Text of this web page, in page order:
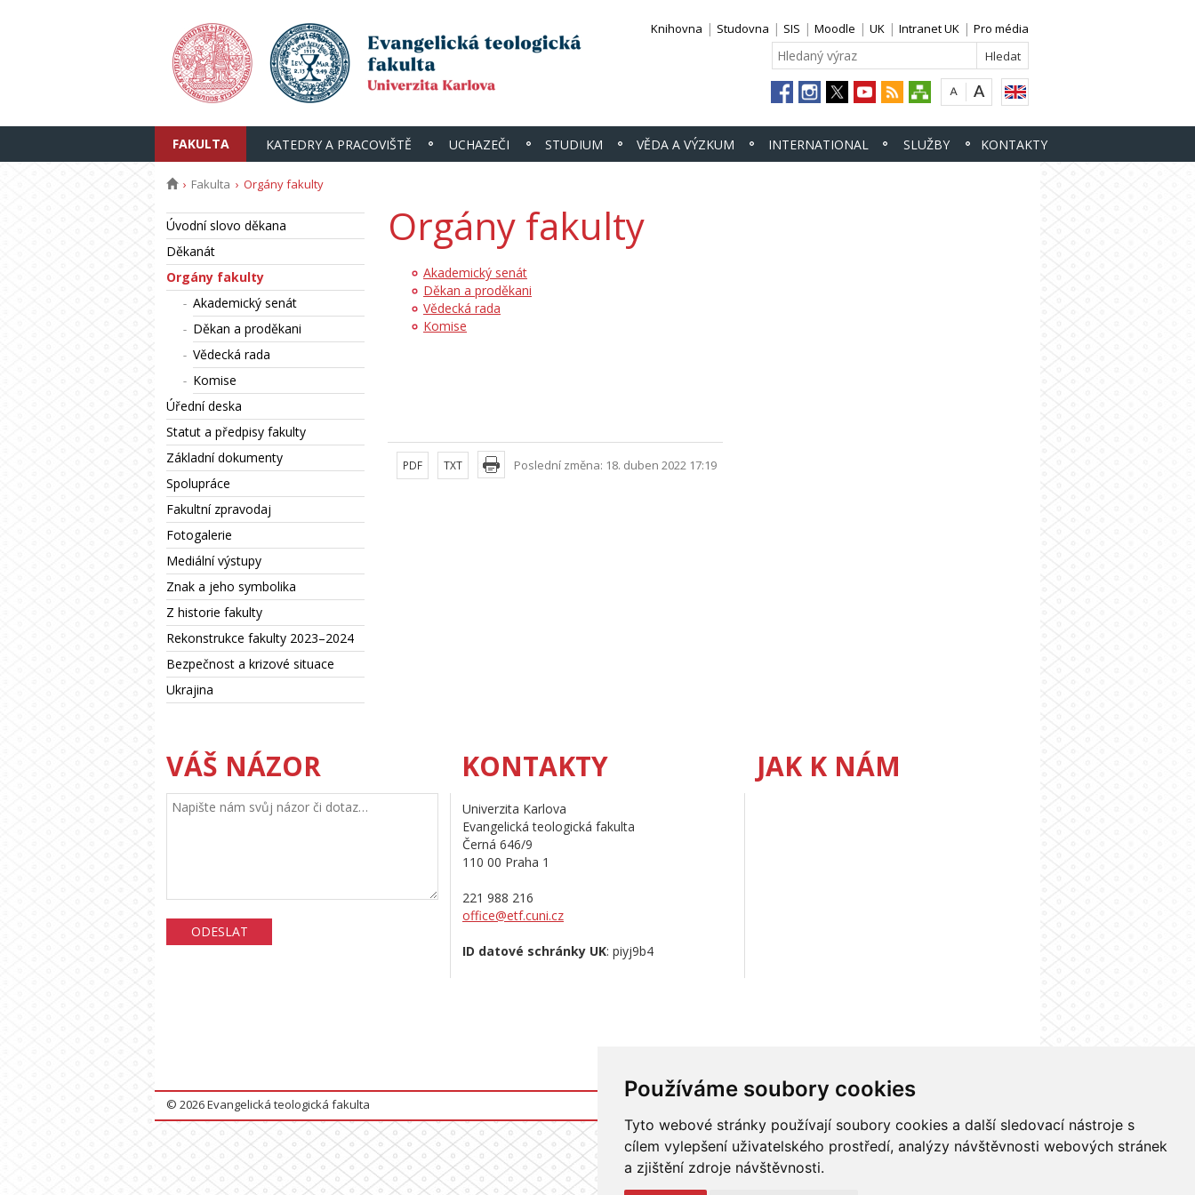
Používáme soubory cookies
Tyto webové stránky používají soubory cookies a další sledovací nástroje s
cílem vylepšení uživatelského prostředí, analýzy návštěvnosti webových stránek
a zjištění zdroje návštěvnosti.
Knihovna Studovna SIS Moodle UK Intranet UK Pro média
FAKULTA KATEDRY A PRACOVIŠTĚ UCHAZEČI STUDIUM VĚDA A VÝZKUM INTERNATIONAL SLUŽBY KONTAKTY
Fakulta Orgány fakulty
Úvodní slovo děkana
Děkanát
Orgány fakulty
Akademický senát
Děkan a proděkani
Vědecká rada
Komise
Úřední deska
Statut a předpisy fakulty
Základní dokumenty
Spolupráce
Fakultní zpravodaj
Fotogalerie
Mediální výstupy
Znak a jeho symbolika
Z historie fakulty
Rekonstrukce fakulty 2023–2024
Bezpečnost a krizové situace
Ukrajina
Orgány fakulty
Akademický senát
Děkan a proděkani
Vědecká rada
Komise
Poslední změna: 18. duben 2022 17:19
PDF TXT
VÁŠ NÁZOR KONTAKTY
Univerzita Karlova
Evangelická teologická fakulta
Černá 646/9
110 00 Praha 1
221 988 216
office@etf.cuni.cz
ID datové schránky UK: piyj9b4
JAK K NÁM
© 2026 Evangelická teologická fakulta Přihlášení do informačního systému UK